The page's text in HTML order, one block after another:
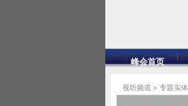
峰会首页
视听频道 > 专题实体